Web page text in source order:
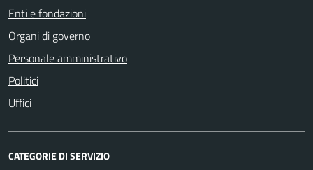
Enti e fondazioni
Organi di governo
Personale amministrativo
Politici
Uffici
CATEGORIE DI SERVIZIO